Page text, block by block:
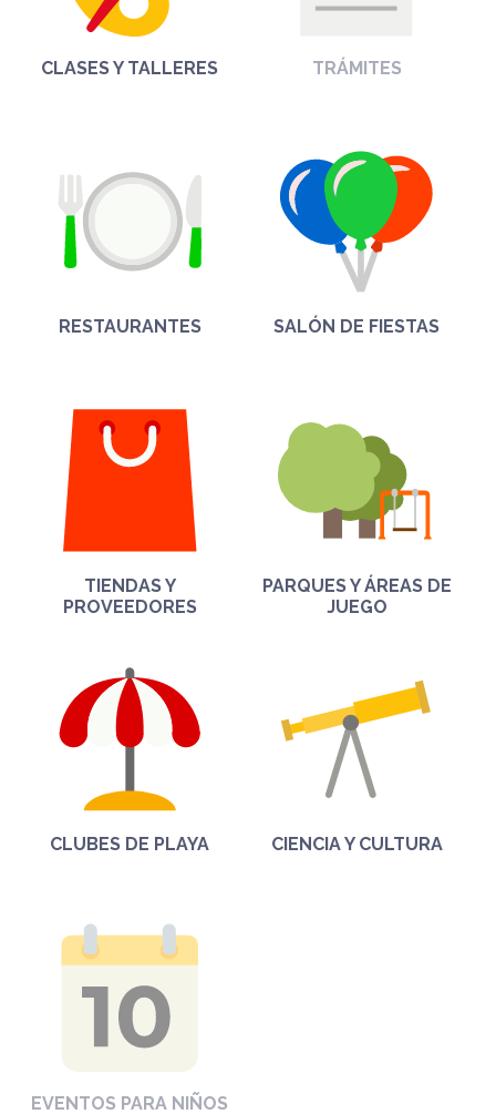
CLASES Y TALLERES TRÁMITES
RESTAURANTES SALÓN DE FIESTAS
TIENDAS Y
PROVEEDORES
PARQUES Y ÁREAS DE
JUEGO
CLUBES DE PLAYA CIENCIA Y CULTURA
EVENTOS PARA NIÑOS